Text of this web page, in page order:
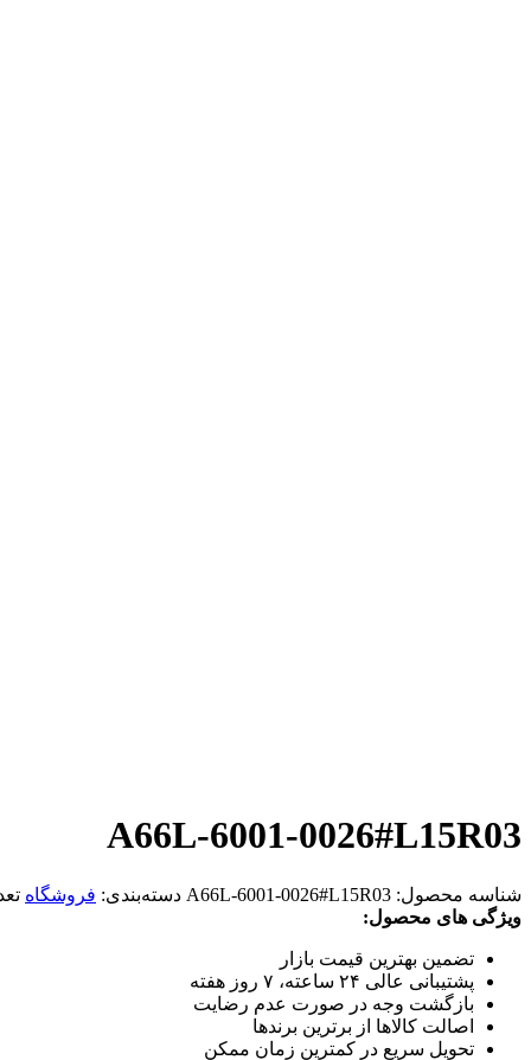
A66L-6001-0026#L15R03
شناسه محصول: A66L-6001-0026#L15R03 دسته‌بندی: فروشگاه
ویژگی های محصول:
تضمین بهترین قیمت بازار
پشتیبانی عالی ۲۴ ساعته، ۷ روز هفته
بازگشت وجه در صورت عدم رضایت
اصالت کالاها از برترین برندها
تحویل سریع در کمترین زمان ممکن